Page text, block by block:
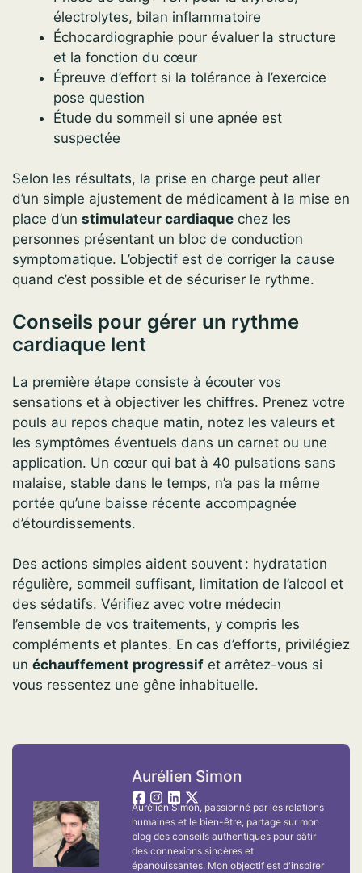
électrolytes, bilan inflammatoire
Échocardiographie pour évaluer la structure
et la fonction du cœur
Épreuve d’effort si la tolérance à l’exercice
pose question
Étude du sommeil si une apnée est
suspectée
Selon les résultats, la prise en charge peut aller
d’un simple ajustement de médicament à la mise en
place d’un stimulateur cardiaque chez les
personnes présentant un bloc de conduction
symptomatique. L’objectif est de corriger la cause
quand c’est possible et de sécuriser le rythme.
Conseils pour gérer un rythme
cardiaque lent
La première étape consiste à écouter vos
sensations et à objectiver les chiffres. Prenez votre
pouls au repos chaque matin, notez les valeurs et
les symptômes éventuels dans un carnet ou une
application. Un cœur qui bat à 40 pulsations sans
malaise, stable dans le temps, n’a pas la même
portée qu’une baisse récente accompagnée
d’étourdissements.
Des actions simples aident souvent : hydratation
régulière, sommeil suffisant, limitation de l’alcool et
des sédatifs. Vérifiez avec votre médecin
l’ensemble de vos traitements, y compris les
compléments et plantes. En cas d’efforts, privilégiez
un échauffement progressif et arrêtez-vous si
vous ressentez une gêne inhabituelle.
Aurélien Simon
Aurélien Simon, passionné par les relations
humaines et le bien-être, partage sur mon
blog des conseils authentiques pour bâtir
des connexions sincères et
épanouissantes. Mon objectif est d'inspirer